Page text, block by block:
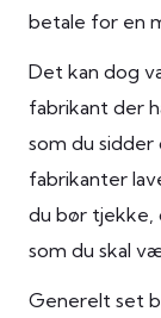
betale for en
Det kan dog
fabrikant der
som du
fabrikanter
du bør tjekke,
som du skal
Generelt set